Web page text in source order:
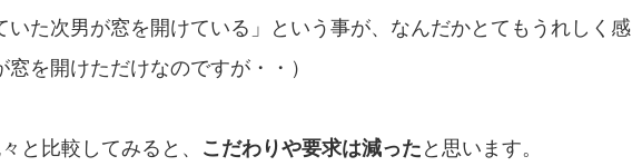
いた次男が窓を開けている」という事が、なんだかとてもうれしく感
を開けただけなのですが・・）
と比較してみると、 こだわりや要求は減った と思います。